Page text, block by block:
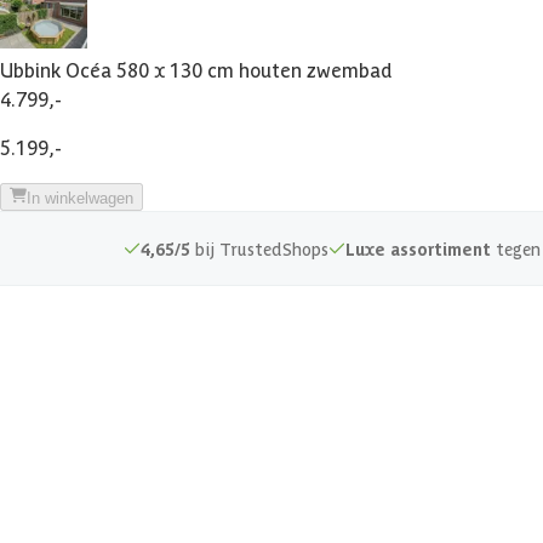
Inhoud
Plaatsing zwembad
Dikte liner
Binnenbreedte zwembad
Ubbink Océa 580 x 130 cm houten zwembad
4.799,-
5.199,-
In winkelwagen
4,65/5 bij TrustedShops Luxe assortiment